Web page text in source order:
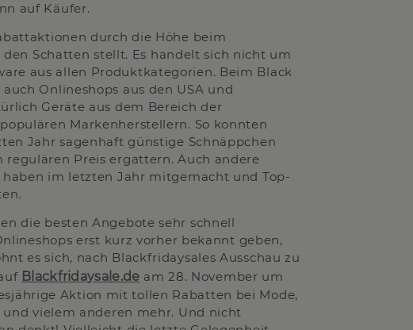
auf Käufer.
durch die Höhe beim
Schatten stellt. Es handelt sich nicht um
aus allen Produktkategorien. Beim Black
Onlineshops aus den USA und
Geräte aus dem Bereich der
Markenherstellern. So konnten
Jahr sagenhaft günstige Schnäppchen
Preis ergattern. Auch andere
im letzten Jahr mitgemacht und Top-
die besten Angebote sehr schnell
erst kurz vorher bekannt geben,
es sich, nach Blackfridaysales Ausschau zu
Blackfridaysale.de am 28. November um
Aktion mit tollen Rabatten bei Mode,
und vielem anderen mehr. Und nicht